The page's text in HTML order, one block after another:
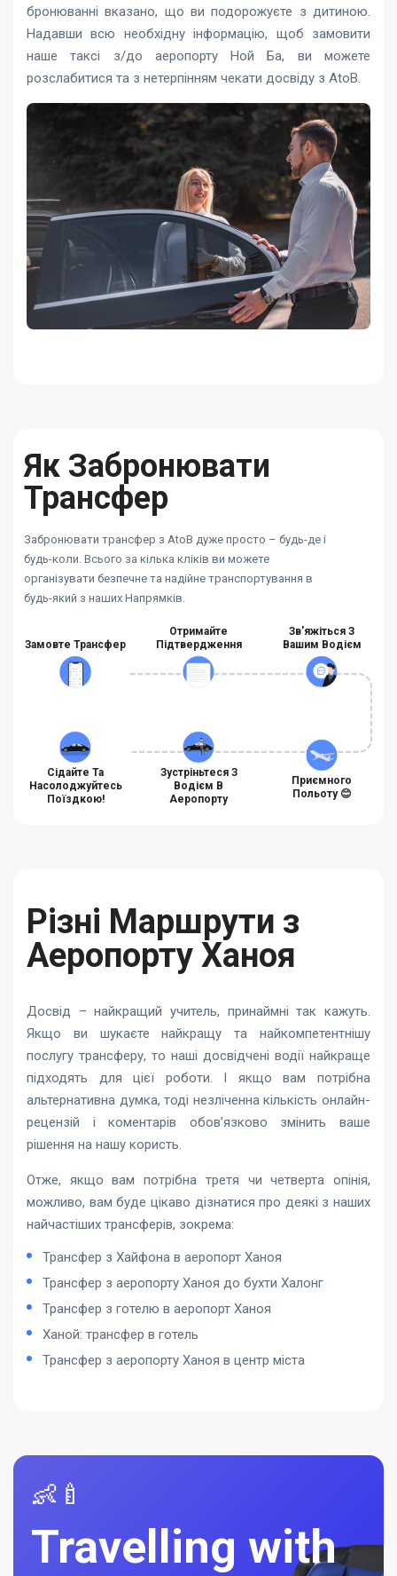
бронюванні вказано, що ви подорожуєте з дитиною.
Надавши всю необхідну інформацію, щоб замовити
наше таксі з/до аеропорту Ной Ба, ви можете
розслабитися та з нетерпінням чекати досвіду з AtoB.
Як Забронювати
Трансфер
Забронювати трансфер з AtoB дуже просто – будь-де і
будь-коли. Всього за кілька кліків ви можете
організувати безпечне та надійне транспортування в
будь-який з наших Напрямків.
Замовте Трансфер
Отримайте
Підтвердження
Зв'яжіться З
Вашим Водієм
Сідайте Та
Насолоджуйтесь
Поїздкою!
Зустріньтеся З
Водієм В
Аеропорту
Приємного
Польоту 😊
Різні Маршрути з
Аеропорту Ханоя
Досвід – найкращий учитель, принаймні так кажуть.
Якщо ви шукаєте найкращу та найкомпетентнішу
послугу трансферу, то наші досвідчені водії найкраще
підходять для цієї роботи. І якщо вам потрібна
альтернативна думка, тоді незліченна кількість онлайн-
рецензій і коментарів обов’язково змінить ваше
рішення на нашу користь.
Отже, якщо вам потрібна третя чи четверта опінія,
можливо, вам буде цікаво дізнатися про деякі з наших
найчастіших трансферів, зокрема:
Трансфер з Хайфона в аеропорт Ханоя
Трансфер з аеропорту Ханоя до бухти Халонг
Трансфер з готелю в аеропорт Ханоя
Ханой: трансфер в готель
Трансфер з аеропорту Ханоя в центр міста
👶🍼
Travelling with